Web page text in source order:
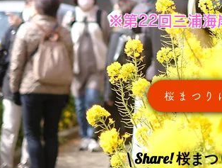
​※第22回三浦海
桜まつり
\ Share! 桜ま